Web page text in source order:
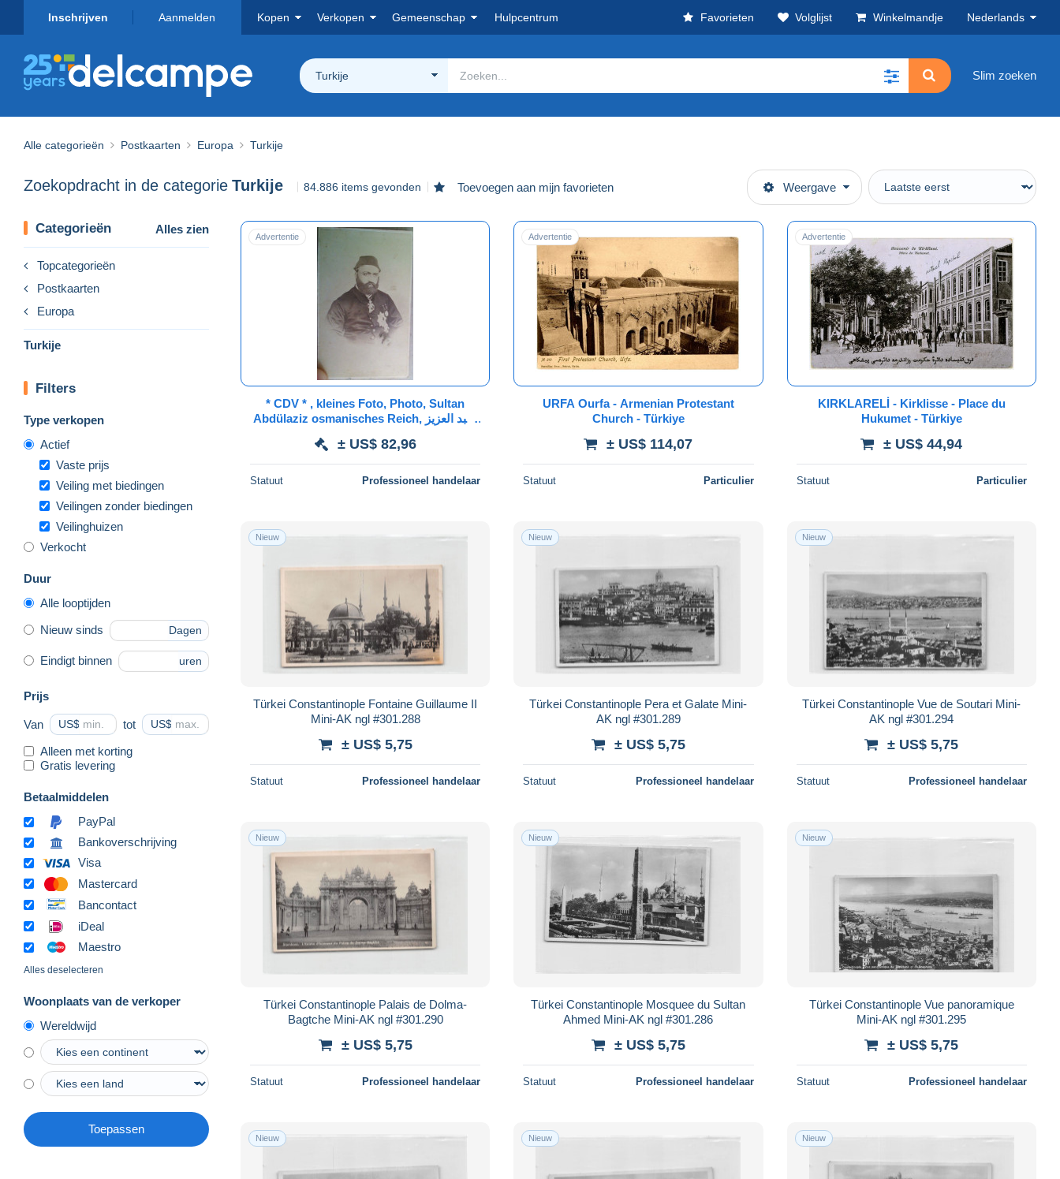
Inschrijven Aanmelden Kopen Verkopen Gemeenschap Hulpcentrum Favorieten Volglijst Winkelmandje Nederlands
Turkije Slim zoeken
Alle categorieën Postkaarten Europa Turkije
Zoekopdracht in de categorie Turkije 84.886 items gevonden Toevoegen aan mijn favorieten Weergave
Categorieën Alles zien
Topcategorieën
Postkaarten
Europa
Turkije
Filters
Type verkopen
Actief
Vaste prijs
Veiling met biedingen
Veilingen zonder biedingen
Veilinghuizen
Verkocht
Duur
Alle looptijden
Nieuw sinds Dagen
Eindigt binnen uren
Prijs
Van US$ tot US$
Alleen met korting
Gratis levering
Betaalmiddelen
PayPal
Bankoverschrijving
Visa
Mastercard
Bancontact
iDeal
Maestro
Alles deselecteren
Woonplaats van de verkoper
Wereldwijd
Toepassen
Advertentie
* CDV * , kleines Foto, Photo, Sultan
Abdülaziz osmanisches Reich, عبد العزيز;
± US$ 82,96
Statuut Professioneel handelaar
Advertentie
URFA Ourfa - Armenian Protestant
Church - Türkiye
± US$ 114,07
Statuut Particulier
Advertentie
KIRKLARELİ - Kirklisse - Place du
Hukumet - Türkiye
± US$ 44,94
Statuut Particulier
Nieuw
Türkei Constantinople Fontaine Guillaume II
Mini-AK ngl #301.288
± US$ 5,75
Statuut Professioneel handelaar
Nieuw
Türkei Constantinople Pera et Galate Mini-
AK ngl #301.289
± US$ 5,75
Statuut Professioneel handelaar
Nieuw
Türkei Constantinople Vue de Soutari Mini-
AK ngl #301.294
± US$ 5,75
Statuut Professioneel handelaar
Nieuw
Türkei Constantinople Palais de Dolma-
Bagtche Mini-AK ngl #301.290
± US$ 5,75
Statuut Professioneel handelaar
Nieuw
Türkei Constantinople Mosquee du Sultan
Ahmed Mini-AK ngl #301.286
± US$ 5,75
Statuut Professioneel handelaar
Nieuw
Türkei Constantinople Vue panoramique
Mini-AK ngl #301.295
± US$ 5,75
Statuut Professioneel handelaar
Nieuw Nieuw Nieuw